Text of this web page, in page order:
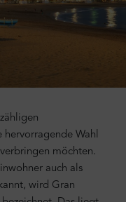
Wahl
möchten.
auch als
wird Gran